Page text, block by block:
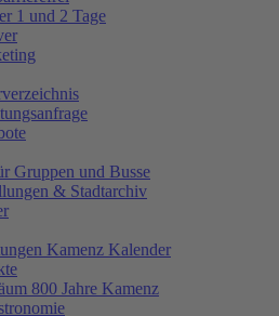
1 und 2 Tage
Gruppen und Busse
& Stadtarchiv
Kamenz Kalender
800 Jahre Kamenz